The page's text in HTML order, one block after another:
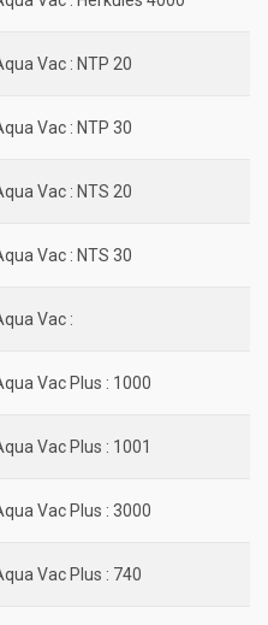
Vac : NTP 20
Vac : NTP 30
Vac : NTS 20
Vac : NTS 30
Vac :
Vac Plus : 1000
Vac Plus : 1001
Vac Plus : 3000
Vac Plus : 740